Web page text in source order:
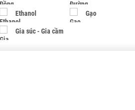
Ethanol Gạo
Gia súc - Gia cầm